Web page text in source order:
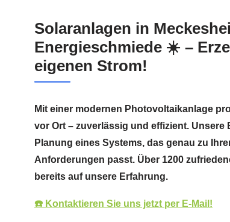
Solaranlagen in
Energieschmiede ☀️ –
eigenen Strom!
Mit einer modernen Photovoltaikanlage
vor Ort – zuverlässig und effizient.
Planung eines Systems, das genau zu
Anforderungen passt. Über 1200
bereits auf unsere Erfahrung.
☎️ Kontaktieren Sie uns jetzt per E-Mail!